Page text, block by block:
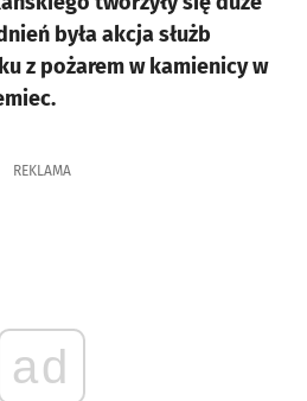
była akcja służb
z pożarem w kamienicy w
REKLAMA
ad